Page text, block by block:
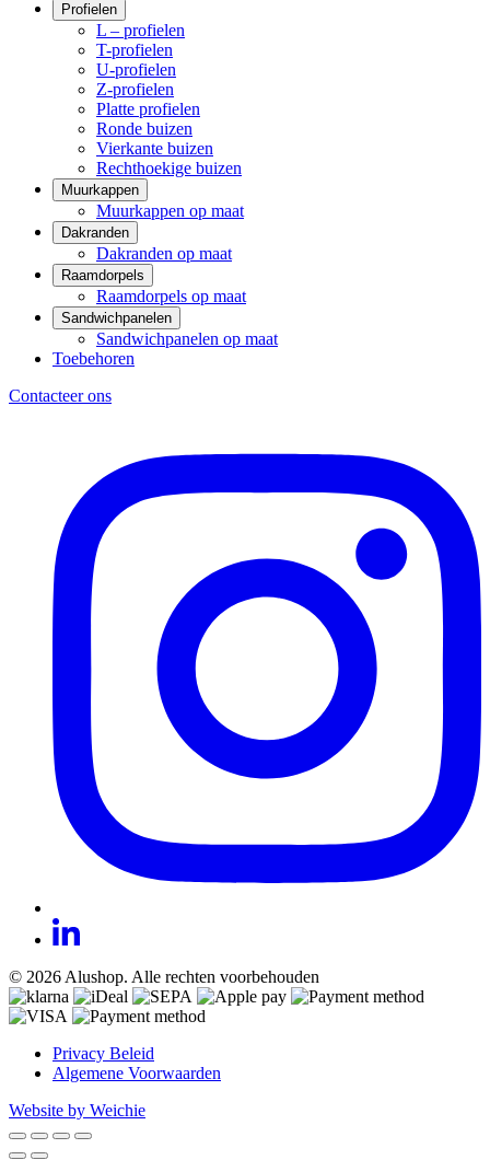
Profielen
L – profielen
T-profielen
U-profielen
Z-profielen
Platte profielen
Ronde buizen
Vierkante buizen
Rechthoekige buizen
Muurkappen
Muurkappen op maat
Dakranden
Dakranden op maat
Raamdorpels
Raamdorpels op maat
Sandwichpanelen
Sandwichpanelen op maat
Toebehoren
Contacteer ons
© 2026 Alushop. Alle rechten voorbehouden
Privacy Beleid
Algemene Voorwaarden
Website by Weichie